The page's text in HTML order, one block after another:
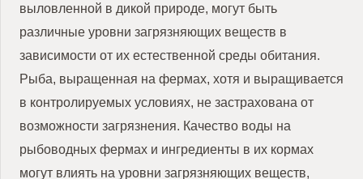
выловленной в дикой природе, могут быть
различные уровни загрязняющих веществ в
зависимости от их естественной среды обитания.
Рыба, выращенная на фермах, хотя и выращивается
в контролируемых условиях, не застрахована от
возможности загрязнения. Качество воды на
рыбоводных фермах и ингредиенты в их кормах
могут влиять на уровни загрязняющих веществ,